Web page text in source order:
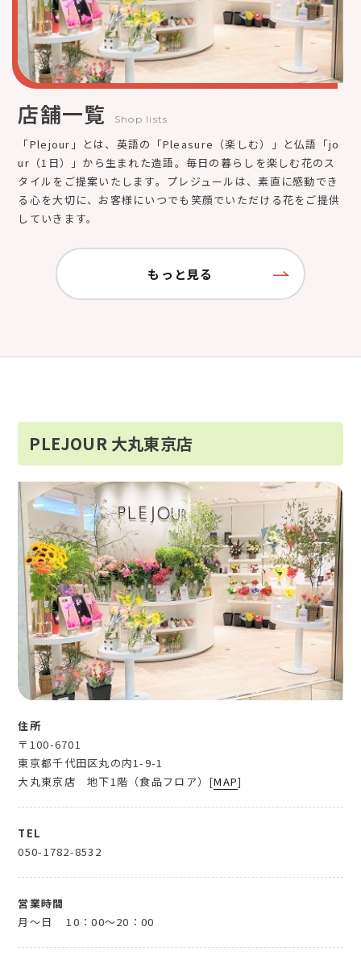
店舗一覧 Shop lists
「Plejour」とは、英語の「Pleasure（楽しむ）」と仏語「jo
ur（1日）」から生まれた造語。毎日の暮らしを楽しむ花のス
タイルをご提案いたします。プレジュールは、素直に感動でき
る心を大切に、お客様にいつでも笑顔でいただける花をご提供
していきます。
もっと見る
PLEJOUR 大丸東京店
住所
〒100-6701
東京都千代田区丸の内1-9-1
大丸東京店 地下1階（食品フロア）[MAP]
TEL
050-1782-8532
営業時間
月～日
10：00～20：00